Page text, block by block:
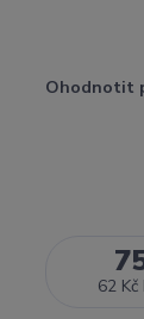
Ohodnotit
62 Kč